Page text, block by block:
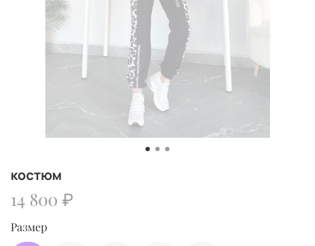
костюм
14 800 ₽
Размер